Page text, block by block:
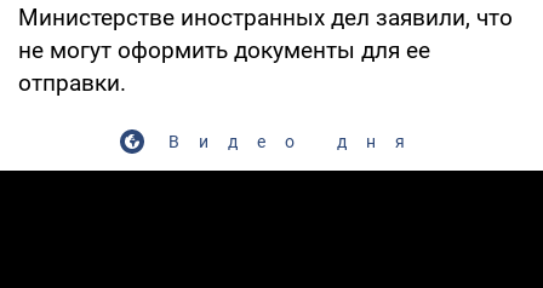
Министерстве иностранных дел заявили, что
не могут оформить документы для ее
отправки.
Видео дня